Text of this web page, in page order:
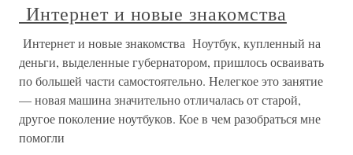
Интернет и новые знакомства
Интернет и новые знакомства Ноутбук, купленный на
деньги, выделенные губернатором, пришлось осваивать
по большей части самостоятельно. Нелегкое это занятие
— новая машина значительно отличалась от старой,
другое поколение ноутбуков. Кое в чем разобраться мне
помогли